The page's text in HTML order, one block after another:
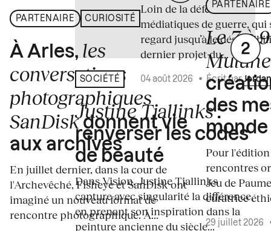
PARTENAIRE CURIOSITÉ
À Arles, les
conversations
photographiques
SanDiskdonnent vie
aux archives
En juillet dernier, dans la cour de
l'Archevêché, Fisheye et SanDisk ont
imaginé un nouveau format de
rencontre photographique. À...
SOCIÉTÉ
Justine Tjallinks:
renverser les codes
de beauté
Dans Vision, Justine Tjallinks
capture avec singularité la différence,
en prenant son inspiration dans la
peinture ancienne du siècle...
Loin de la déferlante des
médiatiques de guerre, qui
regard jusqu’à le
dernier projet du...
04 août 2026 • Écrit par
PARTENAIRE
Le 7 à
des
monde
Pour l'édition
rencontres
Jeu de
curatrice
29 juillet 2026